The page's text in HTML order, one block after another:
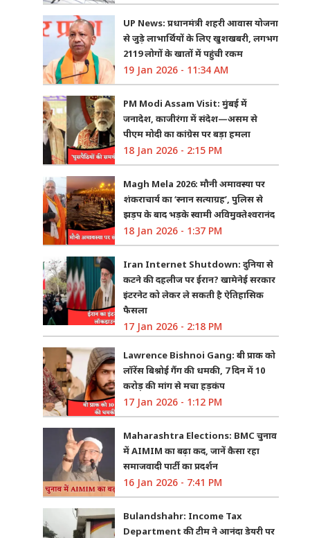
UP News: प्रधानमंत्री शहरी आवास योजना
से जुड़े लाभार्थियों के लिए खुशखबरी, लगभग
2119 लोगों के खातों में पहुंची रकम
19 Jan 2026 - 11:34 AM
PM Modi Assam Visit: मुंबई में
जनादेश, काजीरंगा में संदेश—असम से
पीएम मोदी का कांग्रेस पर बड़ा हमला
18 Jan 2026 - 2:15 PM
Magh Mela 2026: मौनी अमावस्या पर
शंकराचार्य का ‘स्नान सत्याग्रह’, पुलिस से
झड़प के बाद भड़के स्वामी अविमुक्तेश्वरानंद
18 Jan 2026 - 1:37 PM
Iran Internet Shutdown: दुनिया से
कटने की दहलीज पर ईरान? खामेनेई सरकार
इंटरनेट को लेकर ले सकती है ऐतिहासिक
फैसला
17 Jan 2026 - 2:18 PM
Lawrence Bishnoi Gang: बी प्राक को
लॉरेंस बिश्नोई गैंग की धमकी, 7 दिन में 10
करोड़ की मांग से मचा हड़कंप
17 Jan 2026 - 1:12 PM
Maharashtra Elections: BMC चुनाव
में AIMIM का बढ़ा कद, जानें कैसा रहा
समाजवादी पार्टी का प्रदर्शन
16 Jan 2026 - 7:41 PM
Bulandshahr: Income Tax
Department की टीम ने आनंदा डेयरी पर